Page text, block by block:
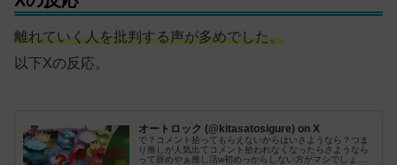
離れていく人を批判する声が多めでした。
以下Xの反応。
オートロック (@kitasatosigure) on X
で？コメント拾ってもらえないからはいさようなら？つま
り推しが人気出てコメント拾われなくなったらさようなら
って辞めやぁ推し活w初めっからしない方がマシでしょ対